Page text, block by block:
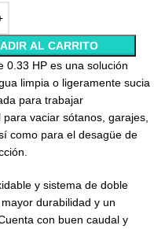
AL CARRITO
0.33 HP es una solución
limpia o ligeramente sucia
para trabajar
vaciar sótanos, garajes,
como para el desagüe de
y sistema de doble
durabilidad y un
con buen caudal y